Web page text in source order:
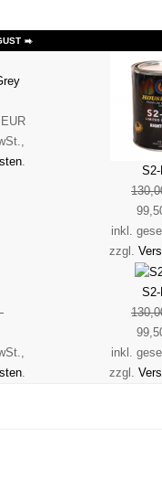
.
inkl.
zzgl.
inkl.
zzgl.